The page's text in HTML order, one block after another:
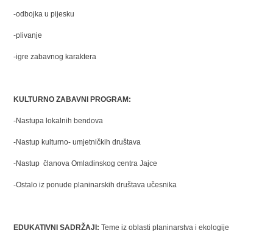
-odbojka u pijesku
-plivanje
-igre zabavnog karaktera
KULTURNO ZABAVNI PROGRAM:
-Nastupa lokalnih bendova
-Nastup kulturno- umjetničkih društava
-Nastup članova Omladinskog centra Jajce
-Ostalo iz ponude planinarskih društava učesnika
EDUKATIVNI SADRŽAJI:Teme iz oblasti planinarstva i ekologije